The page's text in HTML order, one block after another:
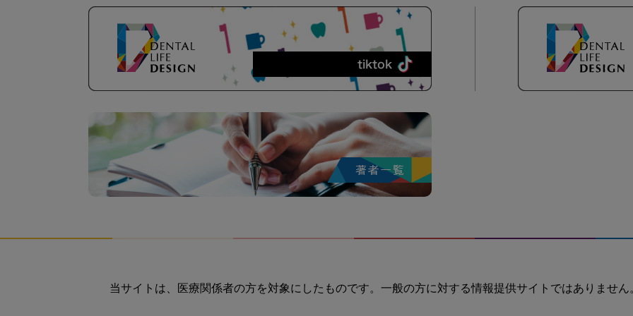
当サイトは、医療関係者の方を対象にしたものです。一般の方に対する情報提供サイトではありません